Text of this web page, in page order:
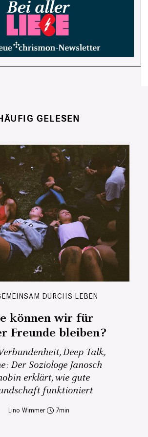
GELESEN
DURCHS LEBEN
können wir für
Freunde bleiben?
Deep Talk,
Der Soziologe Janosch
erklärt, wie gute
funktioniert
Lino Wimmer 7